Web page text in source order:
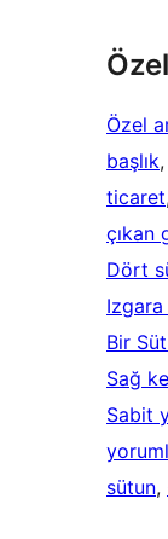
Özel
başlık,
ticaret,
çıkan
Dört
Bir
Sağ
Sabit
sütun,